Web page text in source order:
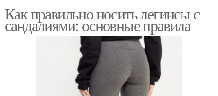
Как правильно носить легинсы с
сандалиями: основные правила